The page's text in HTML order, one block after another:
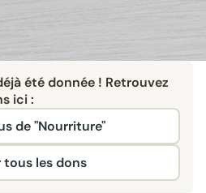
été donnée ! Retrouvez
ici :
de "Nourriture"
tous les dons